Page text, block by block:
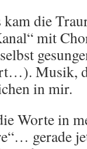
kam die
mit
Musik,
in mir.
Worte in
gerade